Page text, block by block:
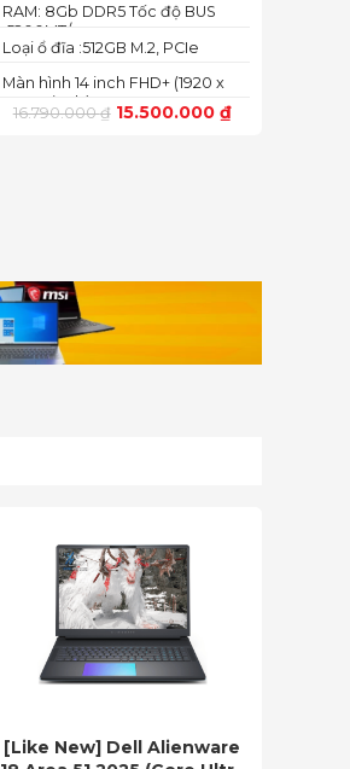
16.790.000₫ 15.500.000 ₫
Màn hình 14 inch FHD+ (1920 x
1200 pixels)
Loại ổ đĩa :512GB M.2, PCIe
RAM: 8Gb DDR5 Tốc độ BUS
:5200MT/s
[Like New] Dell Alienware